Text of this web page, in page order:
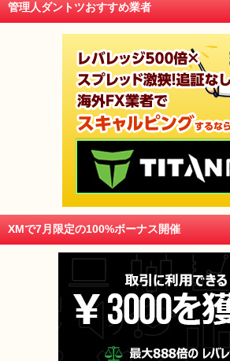
管理人ダントツおすすめ業者
XMで7月限定の100%ボーナス開催